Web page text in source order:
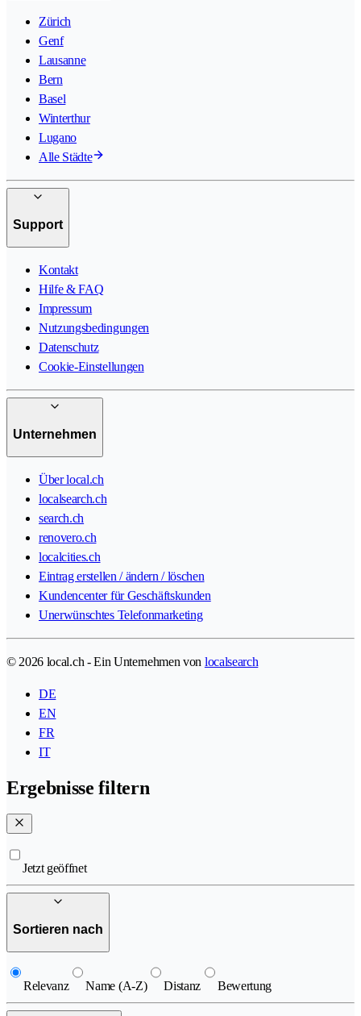
Zürich
Genf
Lausanne
Bern
Basel
Winterthur
Lugano
Alle Städte
Support
Kontakt
Hilfe & FAQ
Impressum
Nutzungsbedingungen
Datenschutz
Cookie-Einstellungen
Unternehmen
Über local.ch
localsearch.ch
search.ch
renovero.ch
localcities.ch
Eintrag erstellen / ändern / löschen
Kundencenter für Geschäftskunden
Unerwünschtes Telefonmarketing
© 2026 local.ch - Ein Unternehmen von localsearch
DE
EN
FR
IT
Ergebnisse filtern
Jetzt geöffnet
Sortieren nach
Relevanz Name (A-Z) Distanz Bewertung